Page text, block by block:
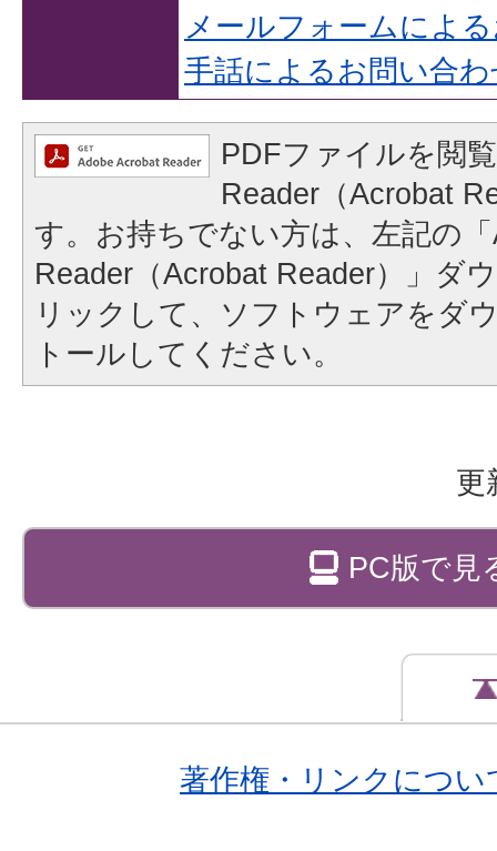
メールフォームによ
手話によるお問い合
PDFファイルを閲
Reader（Acrobat
す。お持ちでない方は、左記の
Reader（Acrobat Reader）」ダ
リックして、ソフトウェアをダ
トールしてください。
更
PC版で見
著作権・リンクについ